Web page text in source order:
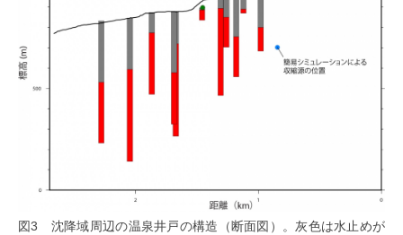
図3 沈降域周辺の温泉井戸の構造（断面図）。灰色は水止めが